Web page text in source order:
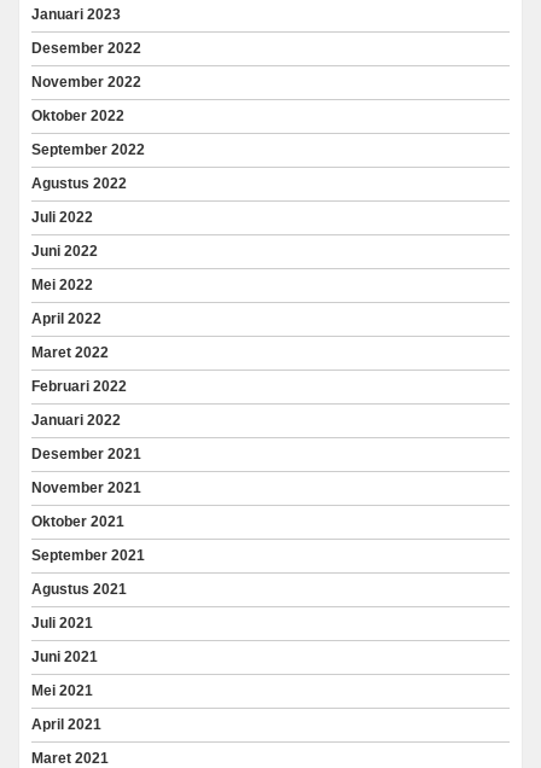
Januari 2023
Desember 2022
November 2022
Oktober 2022
September 2022
Agustus 2022
Juli 2022
Juni 2022
Mei 2022
April 2022
Maret 2022
Februari 2022
Januari 2022
Desember 2021
November 2021
Oktober 2021
September 2021
Agustus 2021
Juli 2021
Juni 2021
Mei 2021
April 2021
Maret 2021